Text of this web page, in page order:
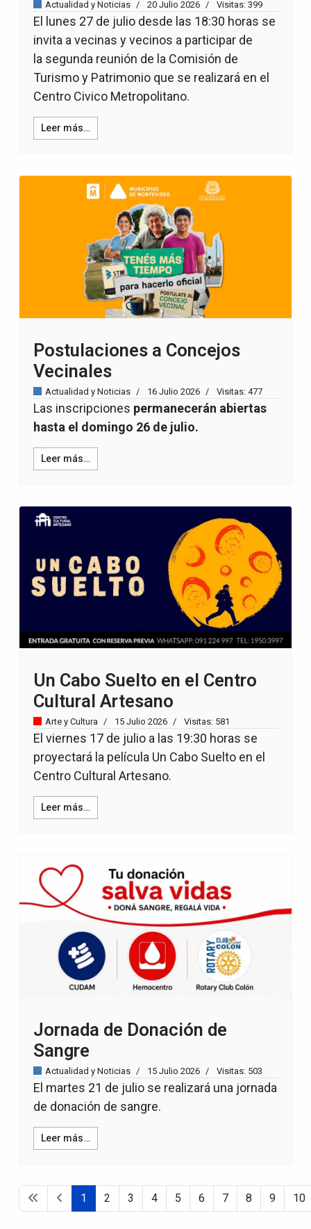
Actualidad y Noticias 20 Julio 2026 Visitas: 399
El lunes 27 de julio desde las 18:30 horas se
invita a vecinas y vecinos a participar de
la segunda reunión de la Comisión de
Turismo y Patrimonio que se realizará en el
Centro Civico Metropolitano.
Leer más…
Postulaciones a Concejos
Vecinales
Actualidad y Noticias 16 Julio 2026 Visitas: 477
Las inscripciones permanecerán abiertas
hasta el domingo 26 de julio.
Leer más…
Un Cabo Suelto en el Centro
Cultural Artesano
Arte y Cultura 15 Julio 2026 Visitas: 581
El viernes 17 de julio a las 19:30 horas se
proyectará la película Un Cabo Suelto en el
Centro Cultural Artesano.
Leer más…
Jornada de Donación de
Sangre
Actualidad y Noticias 15 Julio 2026 Visitas: 503
El martes 21 de julio se realizará una jornada
de donación de sangre.
Leer más…
1 2 3 4 5 6 7 8 9 10